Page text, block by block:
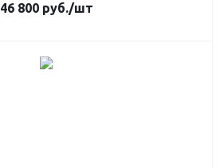
46 800руб./шт